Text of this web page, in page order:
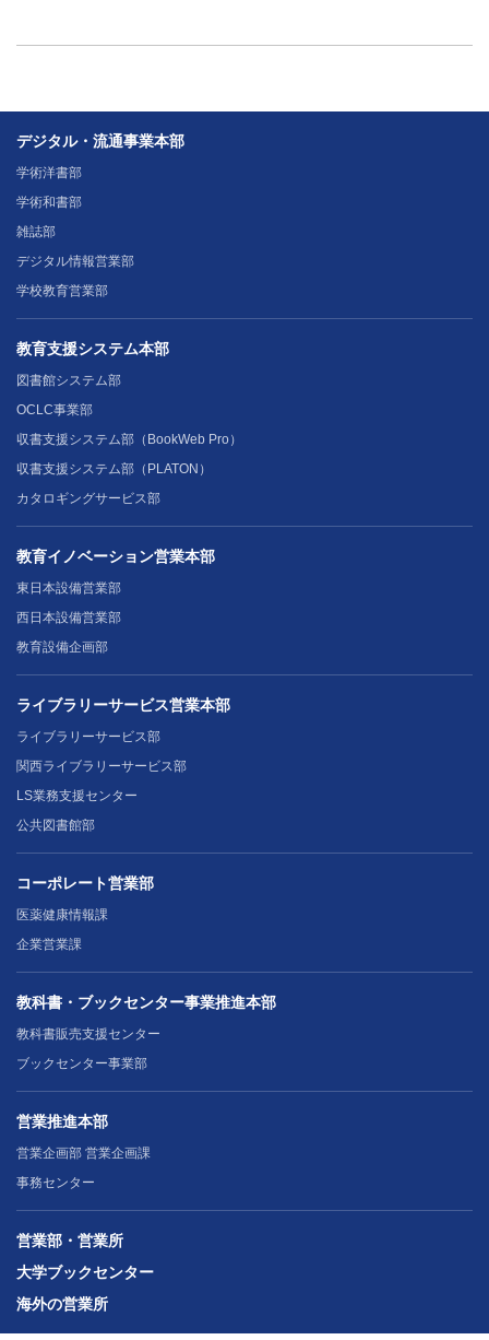
デジタル・流通事業本部
学術洋書部
学術和書部
雑誌部
デジタル情報営業部
学校教育営業部
教育支援システム本部
図書館システム部
OCLC事業部
収書支援システム部（BookWeb Pro）
収書支援システム部（PLATON）
カタロギングサービス部
教育イノベーション営業本部
東日本設備営業部
西日本設備営業部
教育設備企画部
ライブラリーサービス営業本部
ライブラリーサービス部
関西ライブラリーサービス部
LS業務支援センター
公共図書館部
コーポレート営業部
医薬健康情報課
企業営業課
教科書・ブックセンター事業推進本部
教科書販売支援センター
ブックセンター事業部
営業推進本部
営業企画部 営業企画課
事務センター
営業部・営業所
大学ブックセンター
海外の営業所